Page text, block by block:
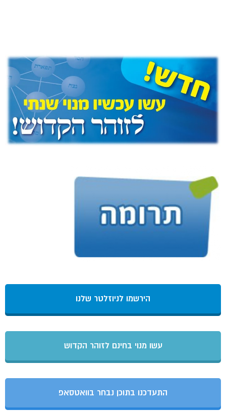
הירשמו לניוזלטר שלנו
עשו מנוי בחינם לזוהר הקדוש
התעדכנו בתוכן נבחר בוואטסאפ